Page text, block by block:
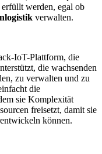
werden, egal ob
verwalten.
IoT-Plattform, die
die wachsenden
zu verwalten und zu
die
sie Komplexität
freisetzt, damit sie
können.